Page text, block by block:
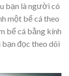
bạn là người có
một bể cá theo
bể cá bằng kính
đọc theo dõi